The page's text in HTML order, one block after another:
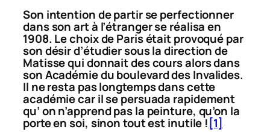
Son intention de partir se perfectionner
dans son art à l’étranger se réalisa en
1908. Le choix de Paris était provoqué par
son désir d’étudier sous la direction de
Matisse qui donnait des cours alors dans
son Académie du boulevard des Invalides.
Il ne resta pas longtemps dans cette
académie car il se persuada rapidement
qu’ on n’apprend pas la peinture, qu’on la
porte en soi, sinon tout est inutile ! [1]